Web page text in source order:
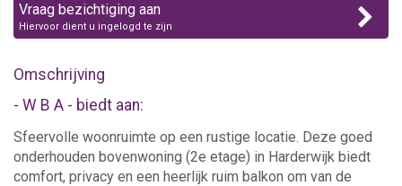
Vraag bezichtiging aan
Hiervoor dient u ingelogd te zijn
Omschrijving
- W B A - biedt aan:
Sfeervolle woonruimte op een rustige locatie. Deze goed
onderhouden bovenwoning (2e etage) in Harderwijk biedt
comfort, privacy en een heerlijk ruim balkon om van de